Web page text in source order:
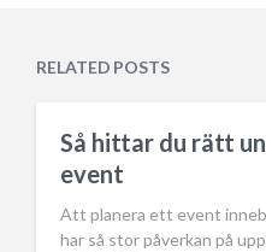
td
RELATED POSTS
Så hittar du rätt
event
Att planera ett event
har så stor påverkan på